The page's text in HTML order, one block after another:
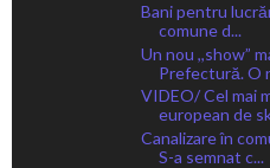
Bani pentru
comune d...
Un nou ,,show”
Prefectură. O
VIDEO/ Cel mai
european de
Canalizare în
S-a semnat c...